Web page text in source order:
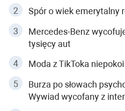
Spór o wiek emerytalny
Mercedes-Benz
tysięcy aut
Moda z TikToka
Burza po słowach
Wywiad wycofany z